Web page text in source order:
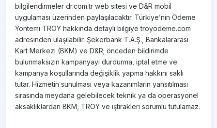
bilgilendirmeler dr.com.tr web sitesi ve D&R mobil
uygulaması üzerinden paylaşılacaktır. Türkiye’nin Ödeme
Yöntemi TROY hakkında detaylı bilgiye troyodeme.com
adresinden ulaşılabilir. Şekerbank T.A.Ş., Bankalararası
Kart Merkezi (BKM) ve D&R; önceden bildirimde
bulunmaksızın kampanyayı durdurma, iptal etme ve
kampanya koşullarında değişiklik yapma hakkını saklı
tutar. Hizmetin sunulması veya kazanımların yansıtılması
sırasında meydana gelebilecek teknik ya da operasyonel
aksaklıklardan BKM, TROY ve iştirakleri sorumlu tutulamaz.